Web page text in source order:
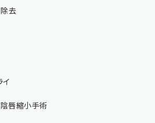
除去
イ
唇縮小手術